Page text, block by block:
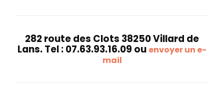
282 route des Clots 38250 Villard de
Lans. Tel : 07.63.93.16.09 ou envoyer un e-
mail